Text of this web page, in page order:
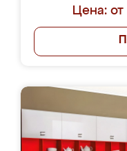
Цена: